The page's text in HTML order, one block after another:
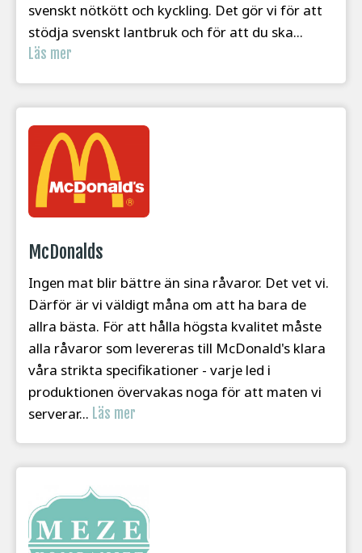
svenskt nötkött och kyckling. Det gör vi för att
stödja svenskt lantbruk och för att du ska...
Läs mer
McDonalds
Ingen mat blir bättre än sina råvaror. Det vet vi.
Därför är vi väldigt måna om att ha bara de
allra bästa. För att hålla högsta kvalitet måste
alla råvaror som levereras till McDonald's klara
våra strikta specifikationer - varje led i
produktionen övervakas noga för att maten vi
serverar... Läs mer